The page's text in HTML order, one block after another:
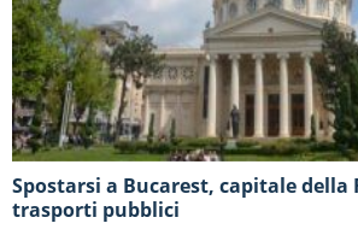
Spostarsi a Bucarest, capitale della Romania: i
trasporti pubblici